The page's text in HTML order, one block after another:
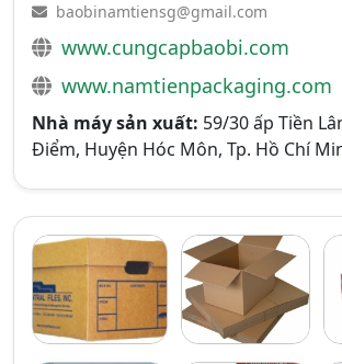
baobinamtiensg@gmail.com
www.cungcapbaobi.com
www.namtienpackaging.com
Nhà máy sản xuất: 59/30 ấp Tiền
Điểm, Huyện Hóc Môn, Tp. Hồ Chí